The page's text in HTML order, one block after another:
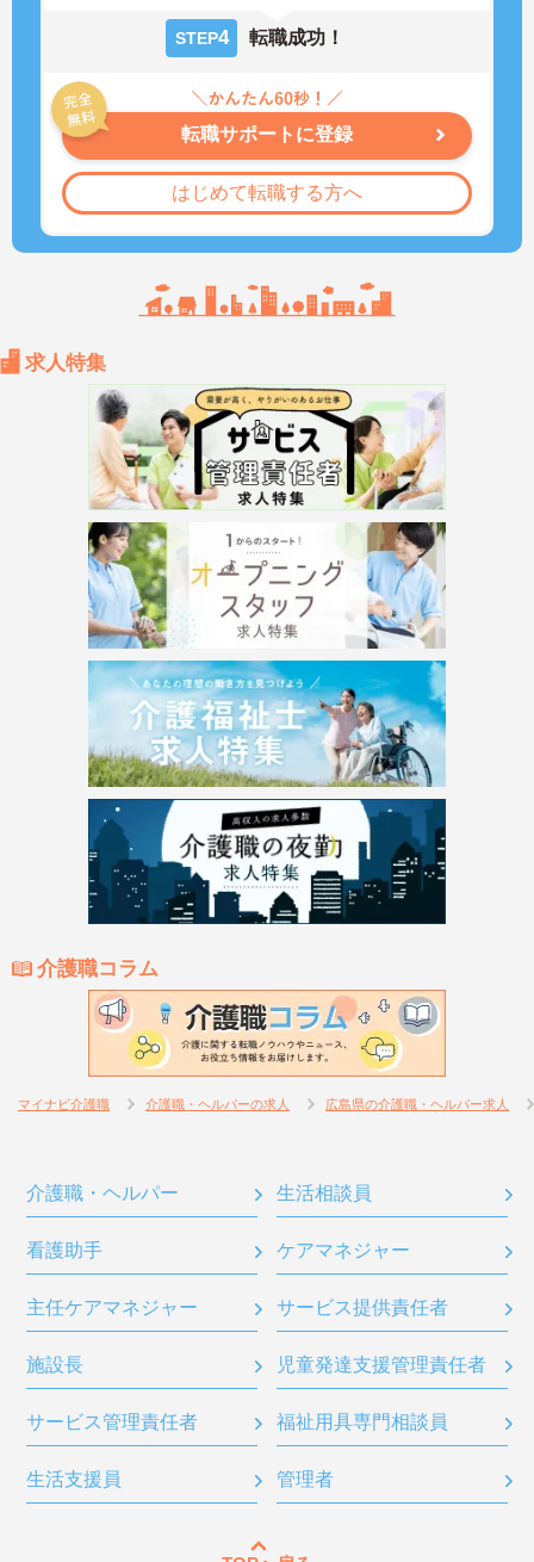
STEP4 転職成功！
転職サポートに登録
はじめて転職する方へ
求人特集
介護職コラム
マイナビ介護職 介護職・ヘルパーの求人 広島県の介護職・ヘルパー求人
介護職・ヘルパー 生活相談員
看護助手 ケアマネジャー
主任ケアマネジャー サービス提供責任者
施設長 児童発達支援管理責任者
サービス管理責任者 福祉用具専門相談員
生活支援員 管理者